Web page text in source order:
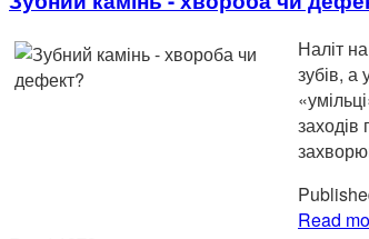
Наліт
зубів,
Read